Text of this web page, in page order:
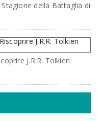
della Battaglia di
J.R.R. Tolkien